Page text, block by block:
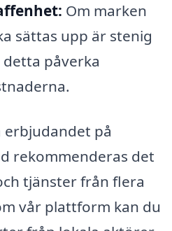
Om marken
sättas upp är stenig
påverka
erbjudandet på
rekommenderas det
tjänster från flera
vår plattform kan du